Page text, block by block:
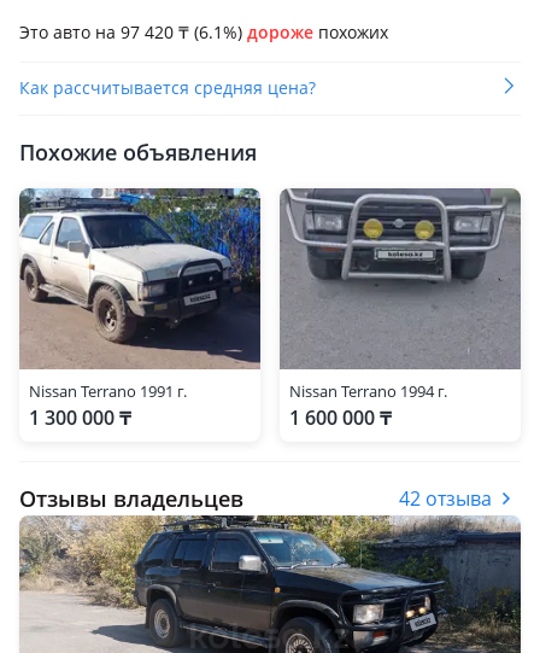
Это авто на 97 420 ₸ (6.1%) дороже похожих
Как рассчитывается средняя цена?
Похожие объявления
Nissan Terrano 1991 г.
1 300 000 ₸
Nissan Terrano 1994 г.
1 600 000 ₸
Отзывы владельцев 42 отзыва